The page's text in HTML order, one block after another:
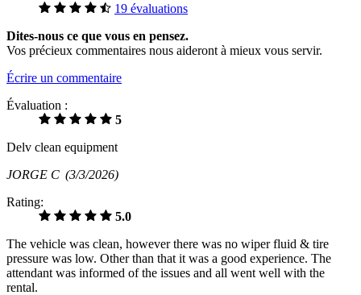
19 évaluations
Dites-nous ce que vous en pensez.
Vos précieux commentaires nous aideront à mieux vous servir.
Écrire un commentaire
Évaluation :
5
Delv clean equipment
JORGE C (3/3/2026)
Rating:
5.0
The vehicle was clean, however there was no wiper fluid & tire
pressure was low. Other than that it was a good experience. The
attendant was informed of the issues and all went well with the
rental.